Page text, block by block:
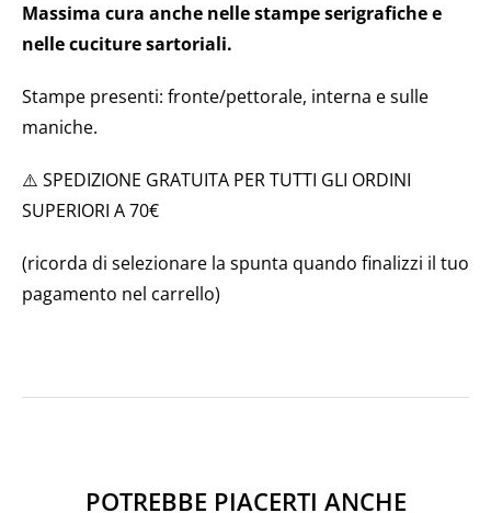
Massima cura anche nelle stampe serigrafiche e
nelle cuciture sartoriali.
Stampe presenti: fronte/pettorale, interna e sulle
maniche.
⚠️ SPEDIZIONE GRATUITA PER TUTTI GLI ORDINI
SUPERIORI A 70€
(ricorda di selezionare la spunta quando finalizzi il tuo
pagamento nel carrello)
POTREBBE PIACERTI ANCHE